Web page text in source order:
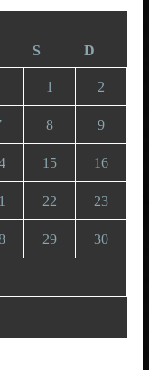
S D
1 2
8 9
15 16
22 23
29 30